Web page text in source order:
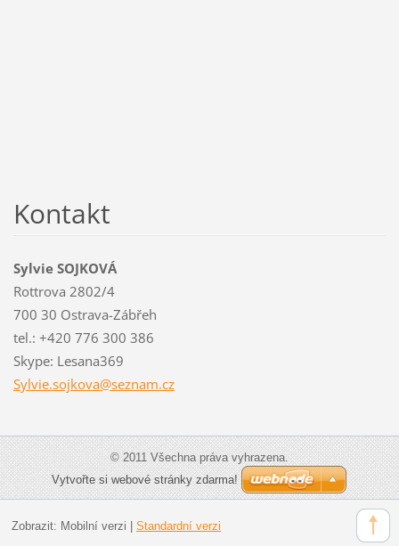
Kontakt
Sylvie SOJKOVÁ
Rottrova 2802/4
700 30 Ostrava-Zábřeh
tel.: +420 776 300 386
Skype: Lesana369
Sylvie.sojkova@seznam.cz
© 2011 Všechna práva vyhrazena.
Vytvořte si webové stránky zdarma!
Zobrazit: Mobilní verzi Standardní verzi